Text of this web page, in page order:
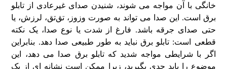
خانگی با آن مواجه می‌ شوند، شنیدن صدای غیرعادی از تابلو
برق است. این صدا می‌ تواند به‌ صورت وزوز، تق‌تق، لرزش، یا
حتی صدای جرقه باشد. فارغ از شدت یا نوع صدا، یک نکته
قطعی است: تابلو برق نباید به‌ طور طبیعی صدا دهد. بنابراین
اگر با شرایطی مواجه شدید که تابلو برق صدا می‌ دهد، این
موضوع را باید جدی بگیرید، زیرا ممکن است نشانه‌ ای از یک